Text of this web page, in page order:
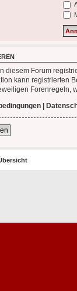
diesem Forum
kann registrierten
Forenregeln,
|